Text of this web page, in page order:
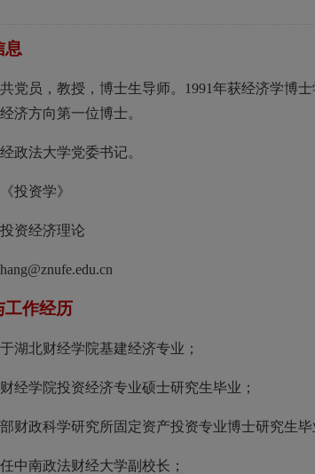
息
党员，教授，博士生导师。1991年获经济学博
济方向第一位博士。
政法大学党委书记。
投资学》
资经济理论
工作经历
湖北财经学院基建经济专业；
经学院投资经济专业硕士研究生毕业；
财政科学研究所固定资产投资专业博士研究生毕
中南政法财经大学副校长；